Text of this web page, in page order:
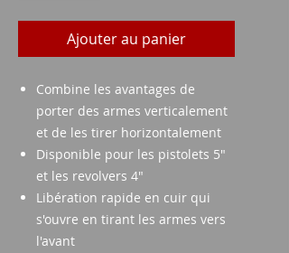
Ajouter au panier
Combine les avantages de
porter des armes verticalement
et de les tirer horizontalement
Disponible pour les pistolets 5"
et les revolvers 4"
Libération rapide en cuir qui
s'ouvre en tirant les armes vers
l'avant